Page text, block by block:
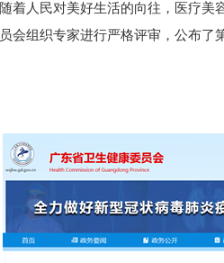
随着人民对美好生活的向往，医疗美
会组织专家进行严格评审，公布了